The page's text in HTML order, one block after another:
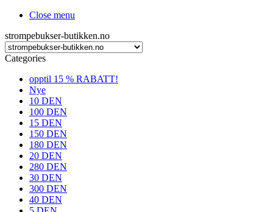
Close menu
strompebukser-butikken.no
Categories
opptil 15 % RABATT!
Nye
10 DEN
100 DEN
15 DEN
150 DEN
180 DEN
20 DEN
280 DEN
30 DEN
300 DEN
40 DEN